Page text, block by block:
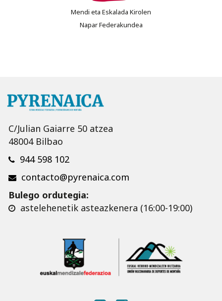
Mendi eta Eskalada Kirolen
Napar Federakundea
C/Julian Gaiarre 50 atzea
48004 Bilbao
944 598 102
contacto@pyrenaica.com
Bulego ordutegia:
astelehenetik asteazkenera (16:00-19:00)